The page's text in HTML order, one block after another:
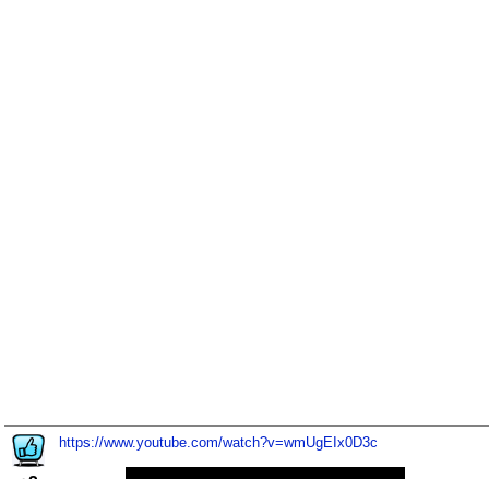
https://www.youtube.com/watch?v=wmUgEIx0D3c